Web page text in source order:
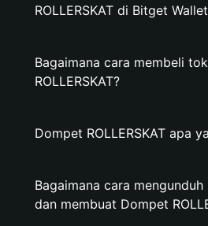
ROLLERSKAT di Bitget
Bagaimana cara membeli
ROLLERSKAT?
Dompet ROLLERSKAT apa
Bagaimana cara
dan membuat Dompet